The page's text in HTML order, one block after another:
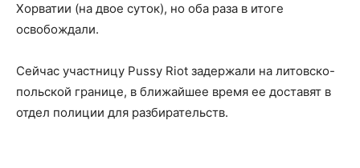
Хорватии (на двое суток), но оба раза в итоге
освобождали.
Сейчас участницу Pussy Riot задержали на литовско-
польской границе, в ближайшее время ее доставят в
отдел полиции для разбирательств.